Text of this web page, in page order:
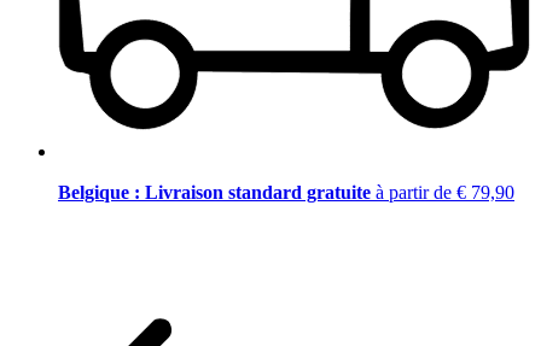
Belgique : Livraison standard gratuite à partir de € 79,90